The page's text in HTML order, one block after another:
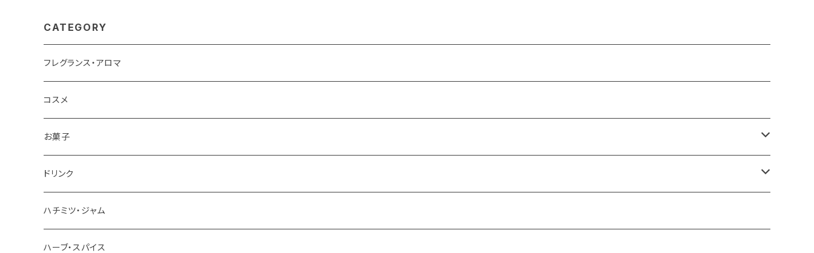
CATEGORY
フレグランス・アロマ
コスメ
お菓子
チョコレート
ドリンク
お茶
ホットチョコレート
ハチミツ・ジャム
ハーブ・スパイス